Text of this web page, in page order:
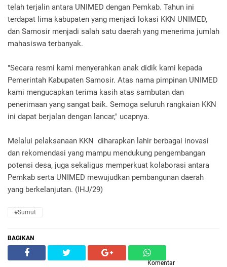
telah terjalin antara UNIMED dengan Pemkab. Tahun ini
terdapat lima kabupaten yang menjadi lokasi KKN UNIMED,
dan Samosir menjadi salah satu daerah yang menerima jumlah
mahasiswa terbanyak.
"Secara resmi kami menyerahkan anak didik kami kepada
Pemerintah Kabupaten Samosir. Atas nama pimpinan UNIMED
kami mengucapkan terima kasih atas sambutan dan
penerimaan yang sangat baik. Semoga seluruh rangkaian KKN
ini dapat berjalan dengan lancar," ucapnya.
Melalui pelaksanaan KKN diharapkan lahir berbagai inovasi
dan rekomendasi yang mampu mendukung pengembangan
potensi desa, juga sekaligus memperkuat kolaborasi antara
Pemkab serta UNIMED mewujudkan pembangunan daerah
yang berkelanjutan. (IHJ/29)
#Sumut
BAGIKAN
Komentar